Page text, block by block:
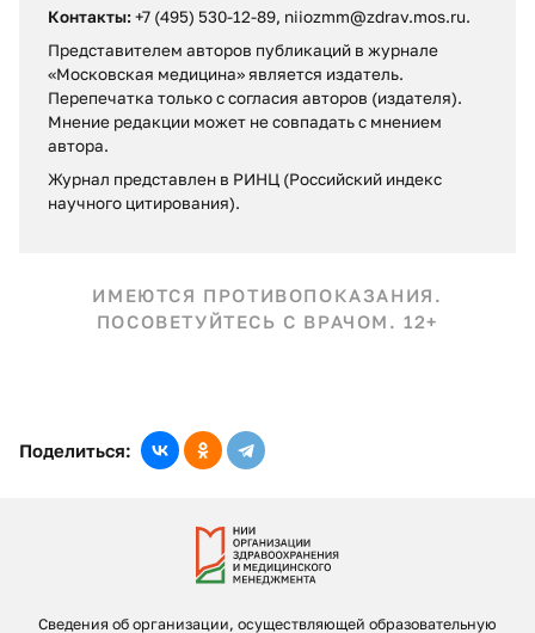
Контакты: +7 (495) 530-12-89, niiozmm@zdrav.mos.ru.
Представителем авторов публикаций в журнале
«Московская медицина» является издатель.
Перепечатка только с согласия авторов (издателя).
Мнение редакции может не совпадать c мнением
автора.
Журнал представлен в РИНЦ (Российский индекс
научного цитирования).
ИМЕЮТСЯ ПРОТИВОПОКАЗАНИЯ.
ПОСОВЕТУЙТЕСЬ С ВРАЧОМ. 12+
Поделиться:
Сведения об организации, осуществляющей образовательную